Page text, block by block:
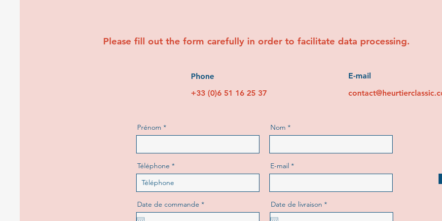
Please fill out the form carefully in order to facilitate data processing.
Phone
+33 (0)6 51 16 25 37
E-mail
Prénom Nom
Téléphone E-mail
Date de commande *r
e
Date de livraison *r
e